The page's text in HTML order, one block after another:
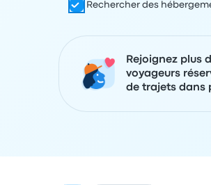
Rechercher des
Rejoignez plus
voyageurs
de trajets dans